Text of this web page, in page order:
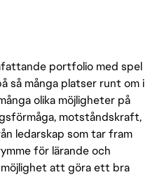
portfolio med spel
så många platser runt om i
olika möjligheter på
motståndskraft,
ledarskap som tar fram
för lärande och
att göra ett bra